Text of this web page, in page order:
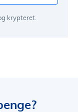
krypteret.